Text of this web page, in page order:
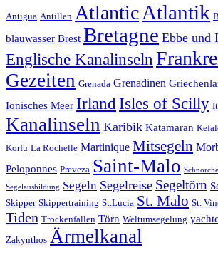
Antigua Antillen AtlanticAtlantik
blauwasser Brest Bretagne Ebbe und
Englische Kanalinseln
Gezeiten Grenada Grenadinen
Ionisches Meer IrlandIsles of Scilly
Kanalinseln Karibik Katamaran
Korfu La Rochelle Martinique Mitsegeln
Peloponnes Preveza Saint-Malo
Segelausbildung Segeln Segelreise Segeltörn
Skipper Skippertraining St.Lucia St. Malo St.
Tiden Trockenfallen Törn Weltumsegelung
Zakynthos Ärmelkanal